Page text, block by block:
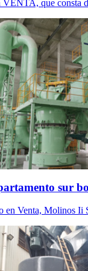
VENTA, que
sur
en Venta, Molinos Ii